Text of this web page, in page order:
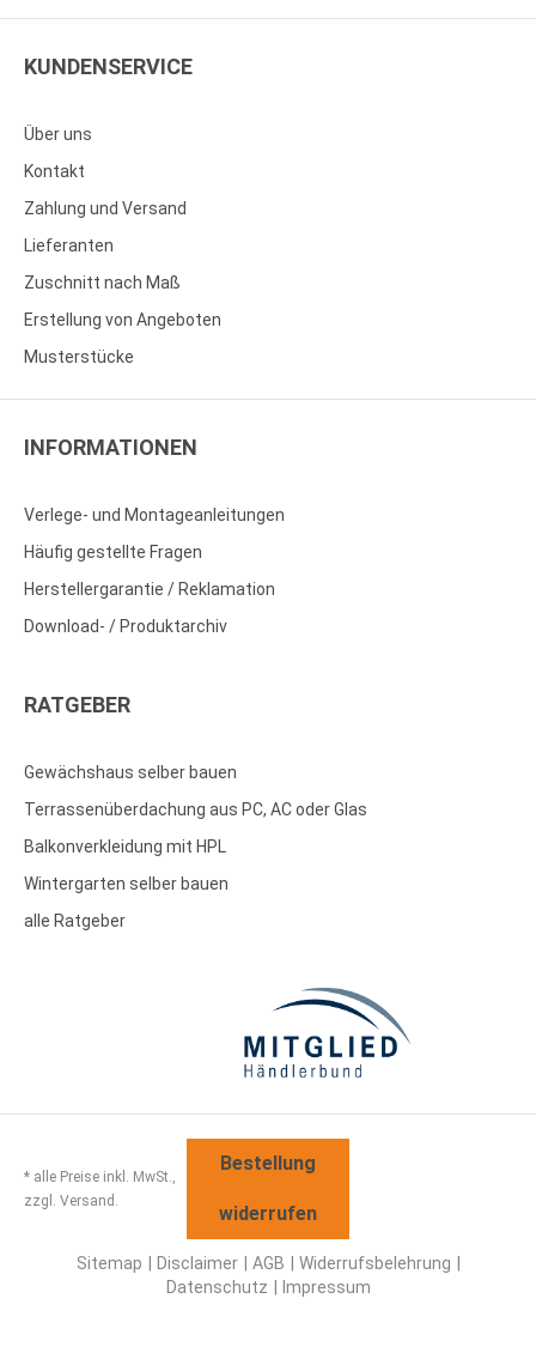
KUNDENSERVICE
Über uns
Kontakt
Zahlung und Versand
Lieferanten
Zuschnitt nach Maß
Erstellung von Angeboten
Musterstücke
INFORMATIONEN
Verlege- und Montageanleitungen
Häufig gestellte Fragen
Herstellergarantie / Reklamation
Download- / Produktarchiv
RATGEBER
Gewächshaus selber bauen
Terrassenüberdachung aus PC, AC oder Glas
Balkonverkleidung mit HPL
Wintergarten selber bauen
alle Ratgeber
* alle Preise inkl. MwSt.,
zzgl. Versand.
Bestellung
widerrufen
Sitemap Disclaimer AGB
Widerrufsbelehrung
Datenschutz
Impressum